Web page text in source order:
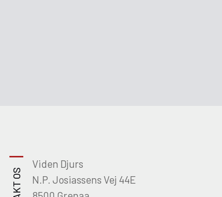
Viden Djurs
N.P. Josiassens Vej 44E